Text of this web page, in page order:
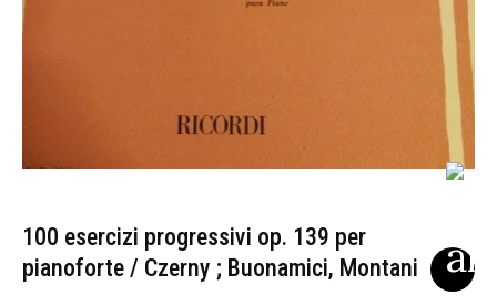
100 esercizi progressivi op. 139 per
pianoforte / Czerny ; Buonamici, Montani